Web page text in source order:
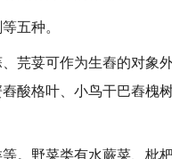
五种。
荽可作为生舂的对象
酸格叶、小鸟干巴舂槐
野菜类有水蕨菜、枇